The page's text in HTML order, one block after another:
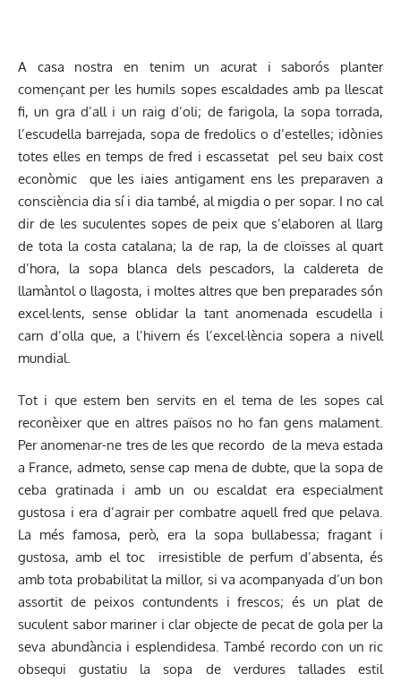
A casa nostra en tenim un acurat i saborós planter
començant per les humils sopes escaldades amb pa llescat
fi, un gra d’all i un raig d’oli; de farigola, la sopa torrada,
l’escudella barrejada, sopa de fredolics o d’estelles; idònies
totes elles en temps de fred i escassetat pel seu baix cost
econòmic que les iaies antigament ens les preparaven a
consciència dia sí i dia també, al migdia o per sopar. I no cal
dir de les suculentes sopes de peix que s’elaboren al llarg
de tota la costa catalana; la de rap, la de cloïsses al quart
d’hora, la sopa blanca dels pescadors, la caldereta de
llamàntol o llagosta, i moltes altres que ben preparades són
excel·lents, sense oblidar la tant anomenada escudella i
carn d’olla que, a l’hivern és l’excel·lència sopera a nivell
mundial.
Tot i que estem ben servits en el tema de les sopes cal
reconèixer que en altres països no ho fan gens malament.
Per anomenar-ne tres de les que recordo de la meva estada
a France, admeto, sense cap mena de dubte, que la sopa de
ceba gratinada i amb un ou escaldat era especialment
gustosa i era d’agrair per combatre aquell fred que pelava.
La més famosa, però, era la sopa bullabessa; fragant i
gustosa, amb el toc irresistible de perfum d’absenta, és
amb tota probabilitat la millor, si va acompanyada d’un bon
assortit de peixos contundents i frescos; és un plat de
suculent sabor mariner i clar objecte de pecat de gola per la
seva abundància i esplendidesa. També recordo con un ric
obsequi gustatiu la sopa de verdures tallades estil